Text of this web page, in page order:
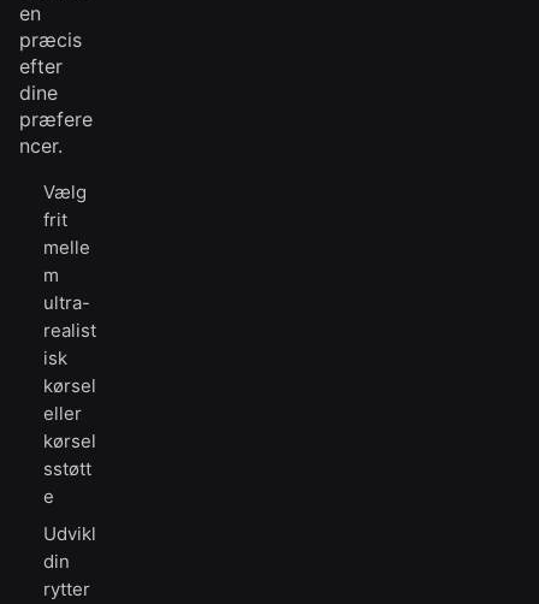
en
præcis
efter
dine
præfere
ncer.
Vælg
frit
melle
m
ultra-
realist
isk
kørsel
eller
kørsel
sstøtt
e
Udvikl
din
rytter